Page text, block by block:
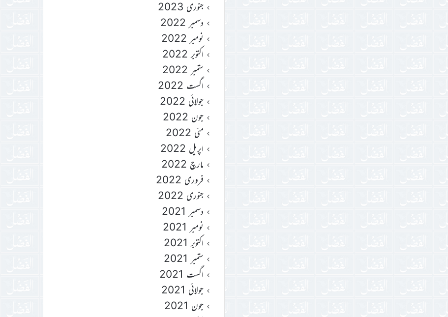
جنوری 2023
دسمبر 2022
نومبر 2022
اکتوبر 2022
ستمبر 2022
اگست 2022
جولائی 2022
جون 2022
مئی 2022
اپریل 2022
مارچ 2022
فروری 2022
جنوری 2022
دسمبر 2021
نومبر 2021
اکتوبر 2021
ستمبر 2021
اگست 2021
جولائی 2021
جون 2021